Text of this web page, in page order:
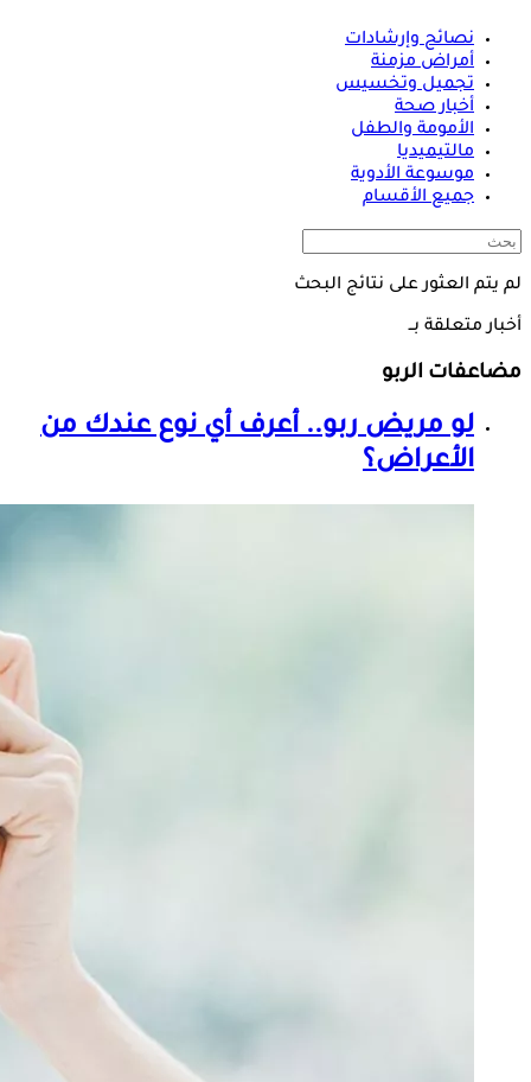
نصائح وإرشادات
أمراض مزمنة
تجميل وتخسيس
أخبار صحة
الأمومة والطفل
مالتيميديا
موسوعة الأدوية
جميع الأقسام
لم يتم العثور على نتائج البحث
أخبار متعلقة بــ
مضاعفات الربو
لو مريض ربو.. أعرف أي نوع عندك من
الأعراض؟